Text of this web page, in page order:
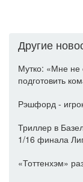
Другие
Мутко: «Мне не
подготовить
Рэшфорд -
Триллер в
1/16 финала
«Тоттенхэм»